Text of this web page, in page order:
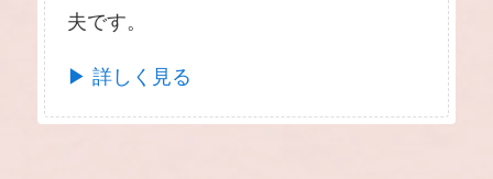
夫です。
▶ 詳しく見る